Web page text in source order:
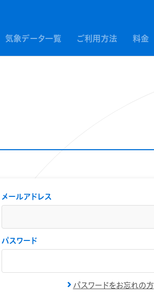
気象データ一覧 ご利用方法 料金
メールアドレス
パスワード
パスワードをお忘れの方